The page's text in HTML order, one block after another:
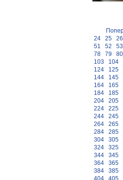
24
25 26
51
52 53
78
79 80
103
104
124
125
144
145
164
165
184
185
204
205
224
225
244
245
264
265
284
285
304
305
324
325
344
345
364
365
384
385
404
405